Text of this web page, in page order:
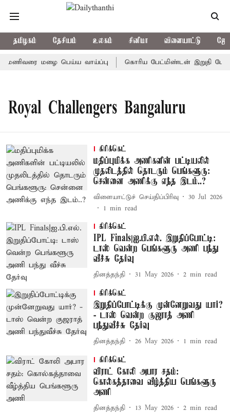
தமிழகம் தேசியம் உலகம் சினிமா விளையாட்டு
மணிவரை மழை பெய்ய வாய்ப்பு கொரிய பேட்மிண்டன் இறுதி
Royal Challengers Bangaluru
கிரிக்கெட்
மதிப்புமிக்க அணிகளின் பட்டியலில்
முதலிடத்தில் தொடரும் பெங்களூரு:
சென்னை அணிக்கு எந்த இடம்..?
விளையாட்டுச் செய்திப்பிரிவு
30 Jul 2026
1 min read
கிரிக்கெட்
IPL Finals|ஐ.பி.எல். இறுதிப்போட்டி:
டாஸ் வென்ற பெங்களூரு அணி பந்து
வீச்சு தேர்வு
தினத்தந்தி 31 May 2026 2 min read
கிரிக்கெட்
இறுதிப்போட்டிக்கு முன்னேறுவது யார்?
- டாஸ் வென்ற குஜராத் அணி
பந்துவீச்சு தேர்வு
தினத்தந்தி 26 May 2026 1 min read
கிரிக்கெட்
விராட் கோலி அபார சதம்:
கொல்கத்தாவை வீழ்த்திய பெங்களூரு
அணி
தினத்தந்தி 13 May 2026 2 min read